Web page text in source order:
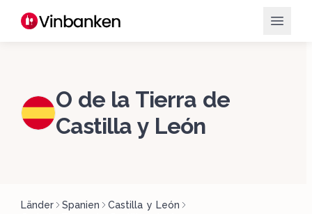
O de la Tierra de
Castilla y León
Länder Spanien
Castilla y León